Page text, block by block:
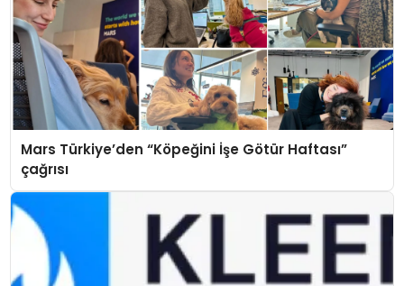
Mars Türkiye’den “Köpeğini İşe Götür Haftası”
çağrısı